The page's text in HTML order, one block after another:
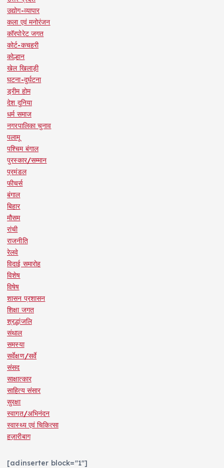
उद्योग-व्यापार
कला एवं मनोरंजन
कॉरपोरेट जगत
कोर्ट-कचहरी
कोल्हान
खेल खिलाड़ी
घटना-दुर्घटना
ड्रीम होम
देश दुनिया
धर्म समाज
नगरपालिका चुनाव
पलामू
पश्चिम बंगाल
पुरस्कार/सम्मान
प्रमंडल
फीचर्स
बंगाल
बिहार
मौसम
रांची
राजनीति
रेलवे
विदाई समारोह
विशेष
विषेष
शासन प्रशासन
शिक्षा जगत
श्रद्धांजलि
संथाल
समस्या
सर्वेक्षण/सर्वे
संसद
साक्षात्कार
साहित्य संसार
सुरक्षा
स्वागत/अभिनंदन
स्वास्थ्य एवं चिकित्सा
हज़ारीबाग
[adinserter block="1"]